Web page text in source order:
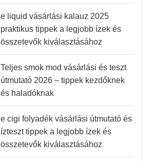
e liquid vásárlási kalauz 2025
praktikus tippek a legjobb ízek és
összetevők kiválasztásához
Teljes smok mod vásárlási és teszt
útmutató 2026 – tippek kezdőknek
és haladóknak
e cigi folyadék vásárlási útmutató és
ízteszt tippek a legjobb ízek és
összetevők kiválasztásához